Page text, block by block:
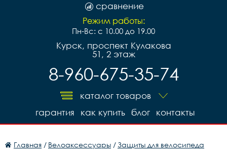
сравнение
Режим работы:
Пн-Вс: с 10.00 до 19.00
Курск, проспект Кулакова
51, 2 этаж
8-960-675-35-74
каталог товаров
контакты
блог
как купить
гарантия
Главная / Велоаксессуары / Защиты для велосипеда